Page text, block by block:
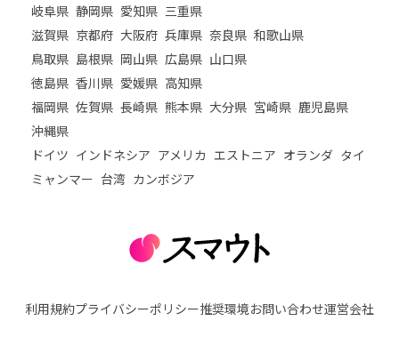
岐阜県 静岡県 愛知県 三重県
滋賀県 京都府 大阪府 兵庫県 奈良県 和歌山県
鳥取県 島根県 岡山県 広島県 山口県
徳島県 香川県 愛媛県 高知県
福岡県 佐賀県 長崎県 熊本県 大分県 宮崎県 鹿児島県
沖縄県
ドイツ インドネシア アメリカ エストニア オランダ タイ
ミャンマー 台湾 カンボジア
利用規約プライバシーポリシー推奨環境お問い合わせ運営会社